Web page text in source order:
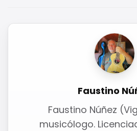
Faustino
Faustino Núñez
musicólogo.